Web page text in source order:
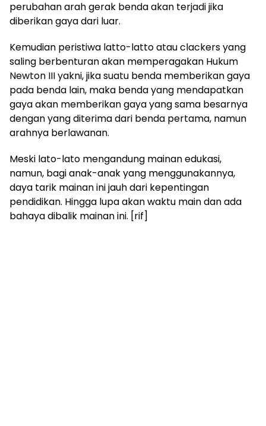
perubahan arah gerak benda akan terjadi jika
diberikan gaya dari luar.
Kemudian peristiwa latto-latto atau clackers yang
saling berbenturan akan memperagakan Hukum
Newton III yakni, jika suatu benda memberikan gaya
pada benda lain, maka benda yang mendapatkan
gaya akan memberikan gaya yang sama besarnya
dengan yang diterima dari benda pertama, namun
arahnya berlawanan.
Meski lato-lato mengandung mainan edukasi,
namun, bagi anak-anak yang menggunakannya,
daya tarik mainan ini jauh dari kepentingan
pendidikan. Hingga lupa akan waktu main dan ada
bahaya dibalik mainan ini. [rif]